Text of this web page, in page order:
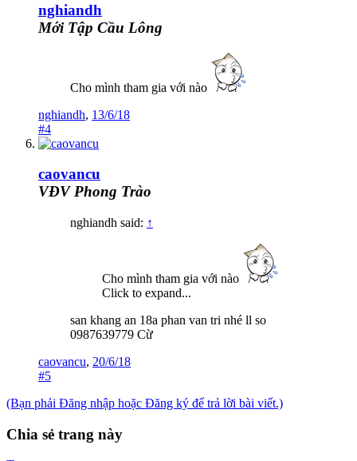
nghiandh
Mới Tập Cầu Lông
Cho mình tham gia với nào
nghiandh, 13/6/18
#4
caovancu
VĐV Phong Trào
nghiandh said: ↑
Cho mình tham gia với nào
Click to expand...
san khang an 18a phan van tri nhé ll so
0987639779 Cừ
caovancu, 20/6/18
#5
(Bạn phải Đăng nhập hoặc Đăng ký để trả lời bài viết.)
Chia sẻ trang này